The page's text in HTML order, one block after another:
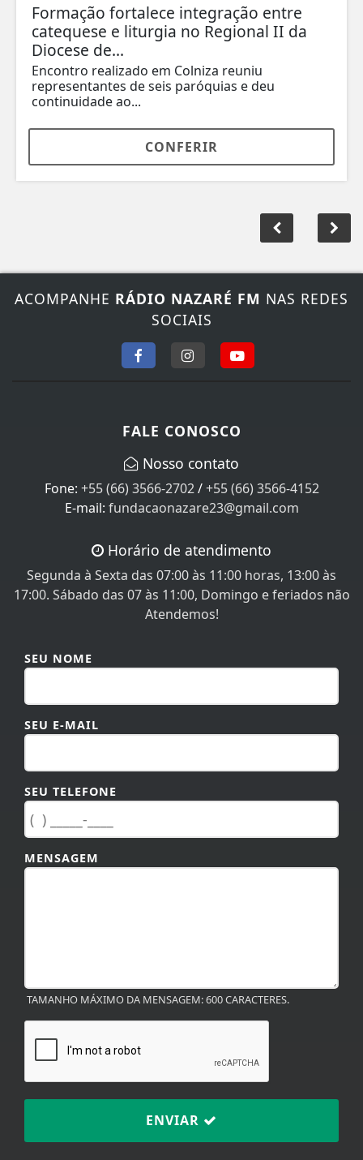
Formação fortalece integração entre
catequese e liturgia no Regional II da
Diocese de...
Encontro realizado em Colniza reuniu
representantes de seis paróquias e deu
continuidade ao...
CONFERIR
ACOMPANHE RÁDIO NAZARÉ FM NAS REDES
SOCIAIS
FALE CONOSCO
Nosso contato
Fone: +55 (66) 3566-2702/+55 (66) 3566-4152
E-mail: fundacaonazare23@gmail.com
Horário de atendimento
Segunda à Sexta das 07:00 às 11:00 horas, 13:00 às
17:00. Sábado das 07 às 11:00, Domingo e feriados não
Atendemos!
SEU NOME
SEU E-MAIL
SEU TELEFONE
MENSAGEM
TAMANHO MÁXIMO DA MENSAGEM: 600 CARACTERES.
ENVIAR